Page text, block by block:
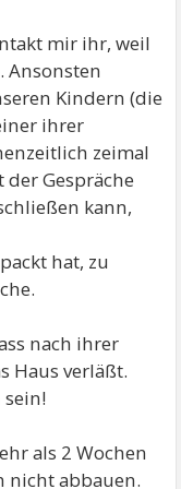
mir ihr, weil
Ansonsten
Kindern (die
ihrer
zeimal
Gespräche
kann,
hat, zu
nach ihrer
Haus verläßt.
als 2 Wochen
nicht abbauen.